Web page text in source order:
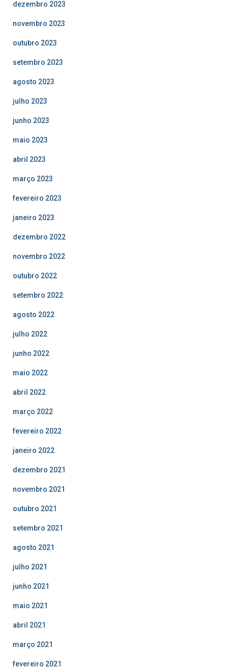
dezembro 2023
novembro 2023
outubro 2023
setembro 2023
agosto 2023
julho 2023
junho 2023
maio 2023
abril 2023
março 2023
fevereiro 2023
janeiro 2023
dezembro 2022
novembro 2022
outubro 2022
setembro 2022
agosto 2022
julho 2022
junho 2022
maio 2022
abril 2022
março 2022
fevereiro 2022
janeiro 2022
dezembro 2021
novembro 2021
outubro 2021
setembro 2021
agosto 2021
julho 2021
junho 2021
maio 2021
abril 2021
março 2021
fevereiro 2021